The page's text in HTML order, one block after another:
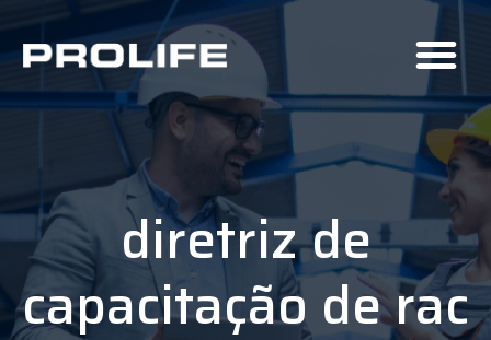
diretriz de
capacitação de rac